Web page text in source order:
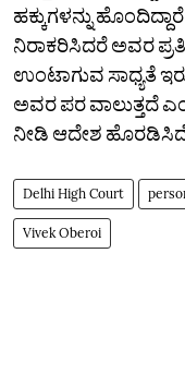
ಹಕ್ಕುಗಳನ್ನು
ನಿರಾಕರಿಸಿದರೆ ಅವರ
ಉಂಟಾಗುವ ಸಾಧ್ಯತೆ
ಅವರ ಪರ ವಾಲುತ್ತದೆ
ನೀಡಿ ಆದೇಶ
Delhi High Court
Vivek Oberoi